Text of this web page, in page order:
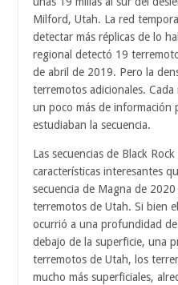
Milford, Utah. La red
detectar más réplicas de lo
regional detectó 19
de abril de 2019. Pero la
terremotos adicionales.
un poco más de información
estudiaban la secuencia.
Las secuencias de Black
características interesantes
secuencia de Magna de
terremotos de Utah. Si bien
ocurrió a una profundidad
debajo de la superficie, una
terremotos de Utah, los
mucho más superficiales,